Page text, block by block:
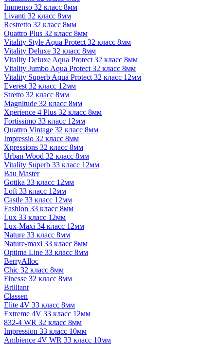
Immenso 32 класс 8мм
Livanti 32 класс 8мм
Restretto 32 класс 8мм
Quattro Plus 32 класс 8мм
Vitality Style Aqua Protect 32 класс 8мм
Vitality Deluxe 32 класс 8мм
Vitality Deluxe Aqua Protect 32 класс 8мм
Vitality Jumbo Aqua Protect 32 класс 8мм
Vitality Superb Aqua Protect 32 класс 12мм
Everest 32 класс 12мм
Stretto 32 класс 8мм
Magnitude 32 класс 8мм
Xperience 4 Plus 32 класс 8мм
Fortissimo 33 класс 12мм
Quattro Vintage 32 класс 8мм
Impressio 32 класс 8мм
Xpressions 32 класс 8мм
Urban Wood 32 класс 8мм
Vitality Superb 33 класс 12мм
Bau Master
Gotika 33 класс 12мм
Loft 33 класс 12мм
Castle 33 класс 12мм
Fashion 33 класс 8мм
Lux 33 класс 12мм
Lux-Maxi 34 класс 12мм
Nature 33 класс 8мм
Nature-maxi 33 класс 8мм
Optima Line 33 класс 8мм
BerryAlloc
Chic 32 класс 8мм
Finesse 32 класс 8мм
Brilliant
Classen
Elite 4V 33 класс 8мм
Extreme 4V 33 класс 12мм
832-4 WR 32 класс 8мм
Impression 33 класс 10мм
Ambience 4V WR 33 класс 10мм